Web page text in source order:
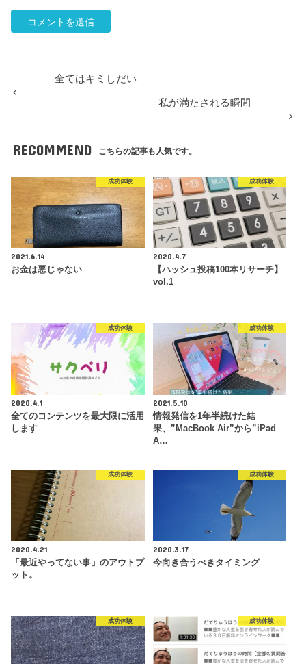
全てはキミしだい
私が満たされる瞬間
RECOMMEND こちらの記事も人気です。
成功体験
2021.6.14
お金は悪じゃない
成功体験
2020.4.7
【ハッシュ投稿100本リサーチ】
vol.1
成功体験
2020.4.1
全てのコンテンツを最大限に活用
します
成功体験
2021.5.10
情報発信を1年半続けた結
果、”MacBook Air”から”iPad
A…
成功体験
2020.4.21
「最近やってない事」のアウトプ
ット。
成功体験
2020.3.17
今向き合うべきタイミング
成功体験 成功体験